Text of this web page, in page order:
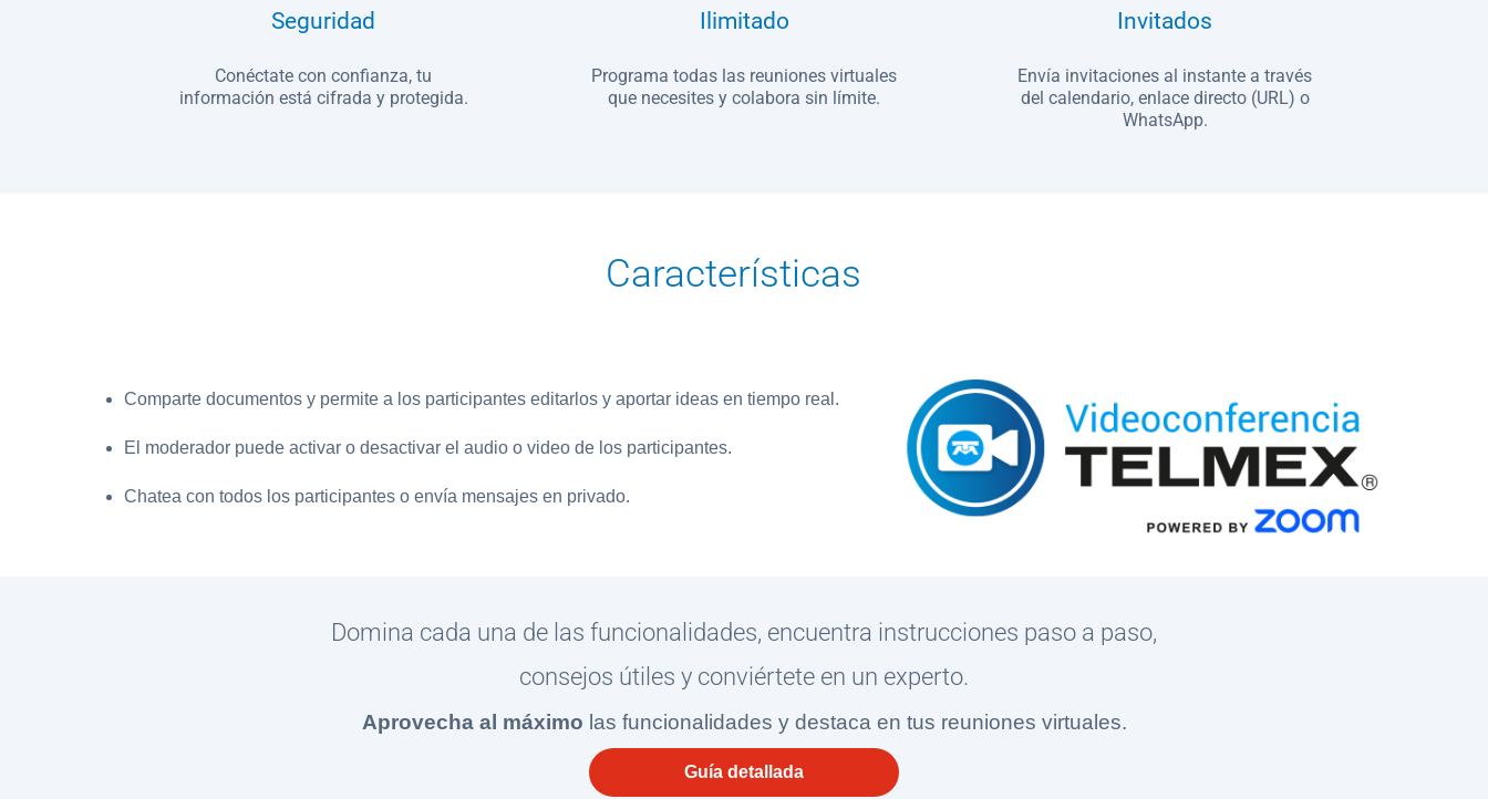
Seguridad
Conéctate con confianza, tu
información está cifrada y protegida.
Ilimitado
Programa todas las reuniones virtuales
que necesites y colabora sin límite.
Invitados
Envía invitaciones al instante a través
del calendario, enlace directo (URL) o
WhatsApp.
Características
Comparte documentos y permite a los participantes editarlos y aportar ideas en tiempo real.
El moderador puede activar o desactivar el audio o video de los participantes.
Chatea con todos los participantes o envía mensajes en privado.
Domina cada una de las funcionalidades, encuentra instrucciones paso a paso,
consejos útiles y conviértete en un experto.
Aprovecha al máximo las funcionalidades y destaca en tus reuniones virtuales.
Guía detallada